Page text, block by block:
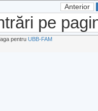
Anterior
pe
pentru UBB-FAM